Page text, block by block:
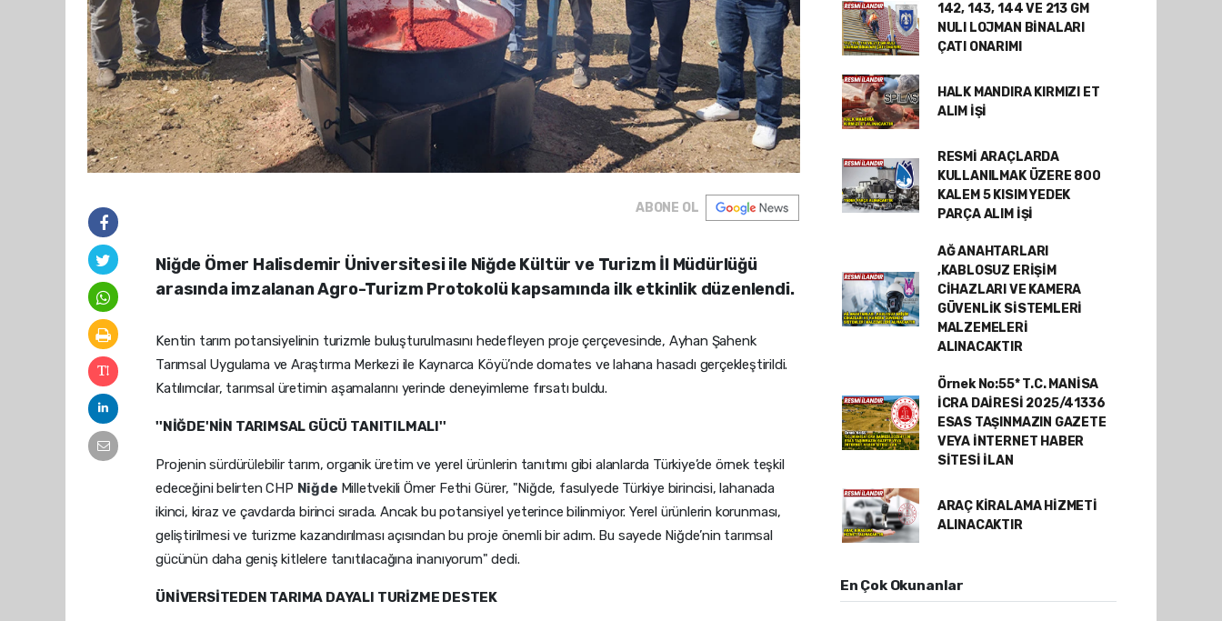
ABONE OL
Niğde Ömer Halisdemir Üniversitesi ile Niğde Kültür ve Turizm İl Müdürlüğü
arasında imzalanan Agro-Turizm Protokolü kapsamında ilk etkinlik düzenlendi.
Kentin tarım potansiyelinin turizmle buluşturulmasını hedefleyen proje çerçevesinde, Ayhan Şahenk
Tarımsal Uygulama ve Araştırma Merkezi ile Kaynarca Köyü’nde domates ve lahana hasadı gerçekleştirildi.
Katılımcılar, tarımsal üretimin aşamalarını yerinde deneyimleme fırsatı buldu.
''NİĞDE'NİN TARIMSAL GÜCÜ TANITILMALI''
Projenin sürdürülebilir tarım, organik üretim ve yerel ürünlerin tanıtımı gibi alanlarda Türkiye’de örnek teşkil
edeceğini belirten CHP Niğde Milletvekili Ömer Fethi Gürer, "Niğde, fasulyede Türkiye birincisi, lahanada
ikinci, kiraz ve çavdarda birinci sırada. Ancak bu potansiyel yeterince bilinmiyor. Yerel ürünlerin korunması,
geliştirilmesi ve turizme kazandırılması açısından bu proje önemli bir adım. Bu sayede Niğde’nin tarımsal
gücünün daha geniş kitlelere tanıtılacağına inanıyorum" dedi.
ÜNİVERSİTEDEN TARIMA DAYALI TURİZME DESTEK
142, 143, 144 VE 213 GM
NULI LOJMAN BİNALARI
ÇATI ONARIMI
HALK MANDIRA KIRMIZI ET
ALIM İŞİ
RESMİ ARAÇLARDA
KULLANILMAK ÜZERE 800
KALEM 5 KISIM YEDEK
PARÇA ALIM İŞİ
AĞ ANAHTARLARI
,KABLOSUZ ERİŞİM
CİHAZLARI VE KAMERA
GÜVENLİK SİSTEMLERİ
MALZEMELERİ
ALINACAKTIR
Örnek No:55* T.C. MANİSA
İCRA DAİRESİ 2025/41336
ESAS TAŞINMAZIN GAZETE
VEYA İNTERNET HABER
SİTESİ İLAN
ARAÇ KİRALAMA HİZMETİ
ALINACAKTIR
En Çok Okunanlar